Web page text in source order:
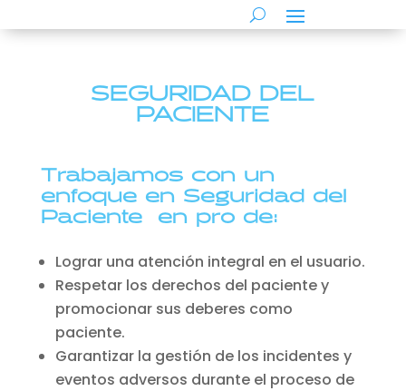
SEGURIDAD DEL
PACIENTE
Trabajamos con un
enfoque en Seguridad del
Paciente en pro de:
Lograr una atención integral en el usuario.
Respetar los derechos del paciente y
promocionar sus deberes como
paciente.
Garantizar la gestión de los incidentes y
eventos adversos durante el proceso de